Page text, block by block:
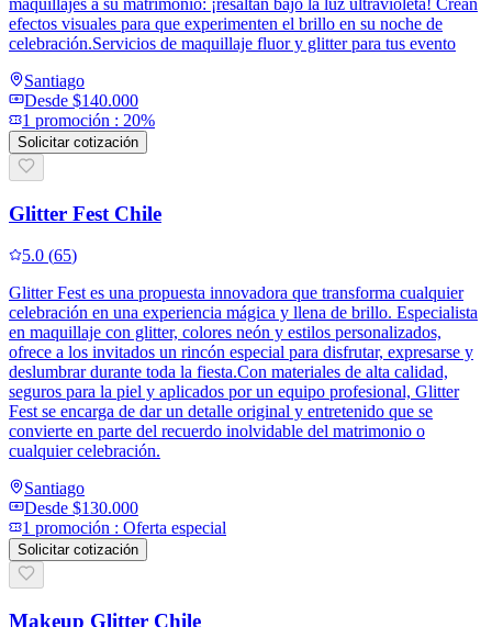
maquillajes a su matrimonio: ¡resaltan bajo la luz ultravioleta! Crean
efectos visuales para que experimenten el brillo en su noche de
celebración.Servicios de maquillaje fluor y glitter para tus evento
Santiago
Desde $140.000
1 promoción : 20%
Solicitar cotización
Glitter Fest Chile
5.0 (65)
Glitter Fest es una propuesta innovadora que transforma cualquier
celebración en una experiencia mágica y llena de brillo. Especialista
en maquillaje con glitter, colores neón y estilos personalizados,
ofrece a los invitados un rincón especial para disfrutar, expresarse y
deslumbrar durante toda la fiesta.Con materiales de alta calidad,
seguros para la piel y aplicados por un equipo profesional, Glitter
Fest se encarga de dar un detalle original y entretenido que se
convierte en parte del recuerdo inolvidable del matrimonio o
cualquier celebración.
Santiago
Desde $130.000
1 promoción : Oferta especial
Solicitar cotización
Makeup Glitter Chile